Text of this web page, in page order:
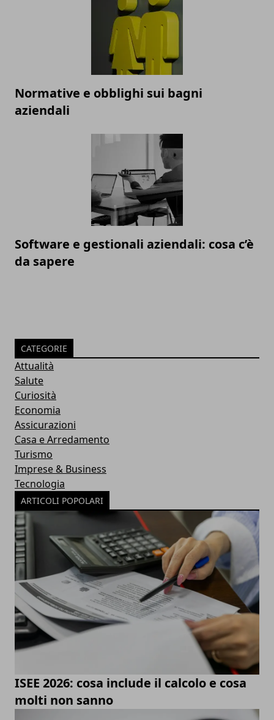
Normative e obblighi sui bagni
aziendali
Software e gestionali aziendali: cosa c’è
da sapere
CATEGORIE
Attualità
Salute
Curiosità
Economia
Assicurazioni
Casa e Arredamento
Turismo
Imprese & Business
Tecnologia
ARTICOLI POPOLARI
ISEE 2026: cosa include il calcolo e cosa
molti non sanno